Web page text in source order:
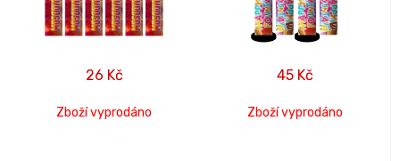
26 Kč
Zboží vyprodáno
45 Kč
Zboží vyprodáno